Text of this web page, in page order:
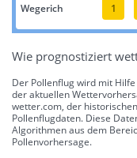
Wegerich 1
Wie prognostiziert
Der Pollenflug wird mit
der aktuellen
wetter.com, der
Pollenflugdaten. Diese
Algorithmen aus dem
Pollenvorhersage.